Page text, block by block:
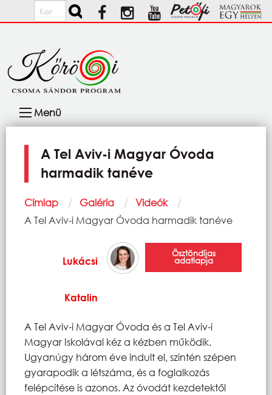
Ugrás a tartalomra
Keresés
navigáció
Menü
A Tel Aviv-i Magyar Óvoda
harmadik tanéve
Morzsa
Címlap Galéria
Videók
Current:
A Tel Aviv-i Magyar Óvoda harmadik tanéve
Lukácsi
Katalin
Ösztöndíjas
adatlapja
A Tel Aviv-i Magyar Óvoda és a Tel Aviv-i
Magyar Iskolával kéz a kézben működik.
Ugyanúgy három éve indult el, szintén szépen
gyarapodik a létszáma, és a foglalkozás
felépcítése is azonos. Az óvodát kezdetektől